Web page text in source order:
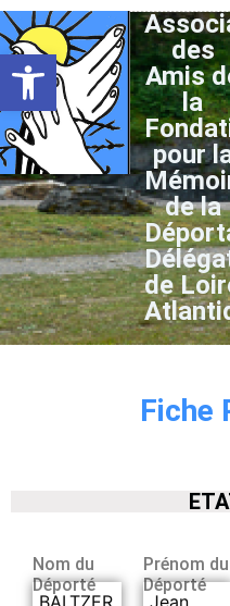
Ouvrir la barre d’outils
des
Amis
la
pour
de la
de
Fiche
Nom du
Déporté
Prénom du
Déporté